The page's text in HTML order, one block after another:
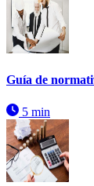
Guía de
5 min